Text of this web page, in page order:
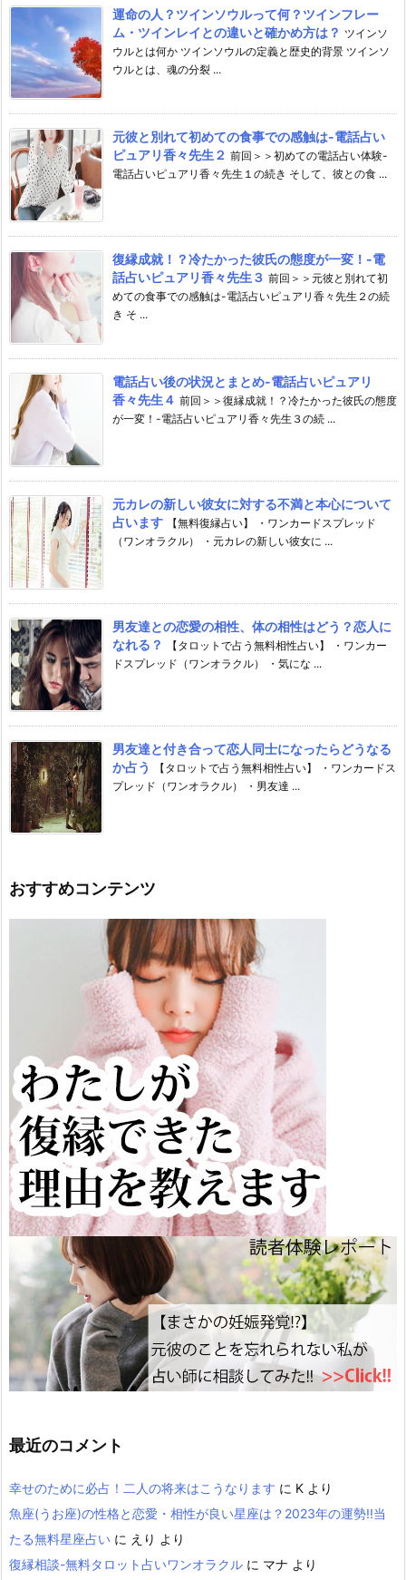
運命の人？ツインソウルって何？ツインフレー
ム・ツインレイとの違いと確かめ方は？ ツインソ
ウルとは何か ツインソウルの定義と歴史的背景 ツインソ
ウルとは、魂の分裂 ...
元彼と別れて初めての食事での感触は-電話占い
ピュアリ香々先生２ 前回＞＞初めての電話占い体験-
電話占いピュアリ香々先生１の続き そして、彼との食 ...
復縁成就！？冷たかった彼氏の態度が一変！-電
話占いピュアリ香々先生３ 前回＞＞元彼と別れて初
めての食事での感触は-電話占いピュアリ香々先生２の続
き そ ...
電話占い後の状況とまとめ-電話占いピュアリ
香々先生４ 前回＞＞復縁成就！？冷たかった彼氏の態度
が一変！-電話占いピュアリ香々先生３の続 ...
元カレの新しい彼女に対する不満と本心について
占います
【無料復縁占い】 ・ワンカードスプレッド
（ワンオラクル） ・元カレの新しい彼女に ...
男友達との恋愛の相性、体の相性はどう？恋人に
なれる？
【タロットで占う無料相性占い】 ・ワンカー
ドスプレッド（ワンオラクル） ・気にな ...
男友達と付き合って恋人同士になったらどうなる
か占う
【タロットで占う無料相性占い】 ・ワンカードス
プレッド（ワンオラクル） ・男友達 ...
おすすめコンテンツ
最近のコメント
幸せのために必占！二人の将来はこうなります に K より
魚座(うお座)の性格と恋愛・相性が良い星座は？2023年の運勢!!当
たる無料星座占い に えり より
復縁相談-無料タロット占いワンオラクル に マナ より